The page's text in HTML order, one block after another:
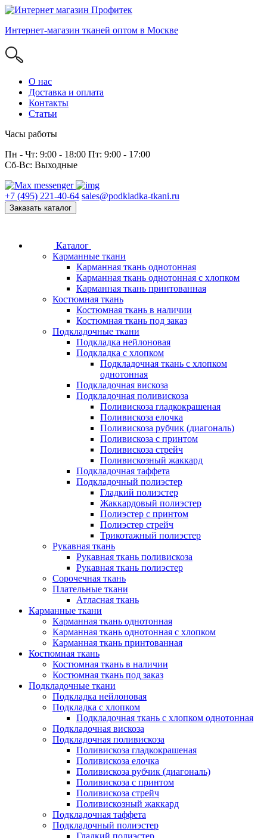
Интернет-магазин тканей оптом в Москве
О нас
Доставка и оплата
Контакты
Статьи
Часы работы
Пн - Чт: 9:00 - 18:00 Пт: 9:00 - 17:00
Сб-Вс: Выходные
+7 (495) 221-40-64 sales@podkladka-tkani.ru
Заказать каталог
Каталог
Карманные ткани
Карманная ткань однотонная
Карманная ткань однотонная с хлопком
Карманная ткань принтованная
Костюмная ткань
Костюмная ткань в наличии
Костюмная ткань под заказ
Подкладочные ткани
Подкладка нейлоновая
Подкладка с хлопком
Подкладочная ткань с хлопком
однотонная
Подкладочная вискоза
Подкладочная поливискоза
Поливискоза гладкокрашеная
Поливискоза елочка
Поливискоза рубчик (диагональ)
Поливискоза с принтом
Поливискоза стрейч
Поливискозный жаккард
Подкладочная таффета
Подкладочный полиэстер
Гладкий полиэстер
Жаккардовый полиэстер
Полиэстер с принтом
Полиэстер стрейч
Трикотажный полиэстер
Рукавная ткань
Рукавная ткань поливискоза
Рукавная ткань полиэстер
Сорочечная ткань
Плательные ткани
Атласная ткань
Карманные ткани
Карманная ткань однотонная
Карманная ткань однотонная с хлопком
Карманная ткань принтованная
Костюмная ткань
Костюмная ткань в наличии
Костюмная ткань под заказ
Подкладочные ткани
Подкладка нейлоновая
Подкладка с хлопком
Подкладочная ткань с хлопком однотонная
Подкладочная вискоза
Подкладочная поливискоза
Поливискоза гладкокрашеная
Поливискоза елочка
Поливискоза рубчик (диагональ)
Поливискоза с принтом
Поливискоза стрейч
Поливискозный жаккард
Подкладочная таффета
Подкладочный полиэстер
Гладкий полиэстер